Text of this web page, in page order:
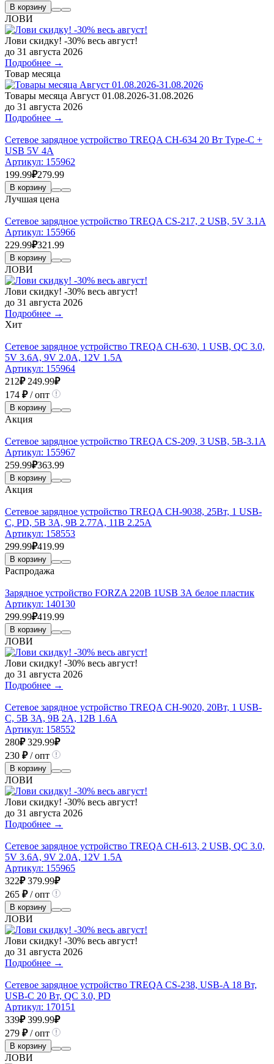
В корзину
ЛОВИ
Лови скидку! -30% весь август!
до 31 августа 2026
Подробнее →
Товар месяца
Товары месяца Август 01.08.2026-31.08.2026
до 31 августа 2026
Подробнее →
Сетевое зарядное устройство TREQA CH-634 20 Вт Type-C +
USB 5V 4A
Артикул: 155962
199.99₽279.99
В корзину
Лучшая цена
Сетевое зарядное устройство TREQA CS-217, 2 USB, 5V 3.1A
Артикул: 155966
229.99₽321.99
В корзину
ЛОВИ
Лови скидку! -30% весь август!
до 31 августа 2026
Подробнее →
Хит
Сетевое зарядное устройство TREQA CH-630, 1 USB, QC 3.0,
5V 3.6A, 9V 2.0A, 12V 1.5A
Артикул: 155964
212₽ 249.99₽
174 ₽/ опт
В корзину
Акция
Сетевое зарядное устройство TREQA CS-209, 3 USB, 5В-3.1А
Артикул: 155967
259.99₽363.99
В корзину
Акция
Сетевое зарядное устройство TREQA CH-9038, 25Вт, 1 USB-
C, PD, 5В 3A, 9В 2.77A, 11В 2.25A
Артикул: 158553
299.99₽419.99
В корзину
Распродажа
Зарядное устройство FORZA 220В 1USB 3А белое пластик
Артикул: 140130
299.99₽419.99
В корзину
ЛОВИ
Лови скидку! -30% весь август!
до 31 августа 2026
Подробнее →
Сетевое зарядное устройство TREQA CH-9020, 20Вт, 1 USB-
C, 5В 3A, 9В 2A, 12В 1.6A
Артикул: 158552
280₽ 329.99₽
230 ₽/ опт
В корзину
ЛОВИ
Лови скидку! -30% весь август!
до 31 августа 2026
Подробнее →
Сетевое зарядное устройство TREQA CH-613, 2 USB, QC 3.0,
5V 3.6A, 9V 2.0A, 12V 1.5A
Артикул: 155965
322₽ 379.99₽
265 ₽/ опт
В корзину
ЛОВИ
Лови скидку! -30% весь август!
до 31 августа 2026
Подробнее →
Сетевое зарядное устройство TREQA CS-238, USB-A 18 Вт,
USB-C 20 Вт, QC 3.0, PD
Артикул: 170151
339₽ 399.99₽
279 ₽/ опт
В корзину
ЛОВИ